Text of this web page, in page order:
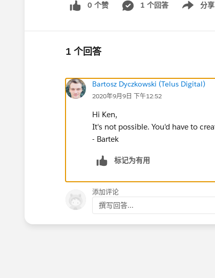
0 个赞 1 个回答 分享
Show menu
1 个回答
Bartosz Dyczkowski (Telus Digital)
2020年9月9日 下午12:52
Hi Ken,
It's not possible. You'd have to
- Bartek
标记为有用
添加评论
撰写回答...